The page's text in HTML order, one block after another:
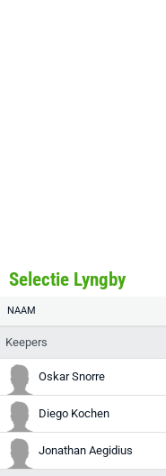
Selectie Lyngby
NAAM
Keepers
Oskar Snorre
Diego Kochen
Jonathan Aegidius